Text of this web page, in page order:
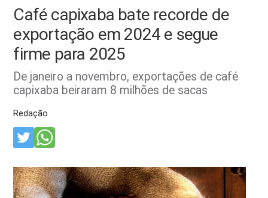
Café capixaba bate recorde de
exportação em 2024 e segue
firme para 2025
De janeiro a novembro, exportações de café
capixaba beiraram 8 milhões de sacas
Redação